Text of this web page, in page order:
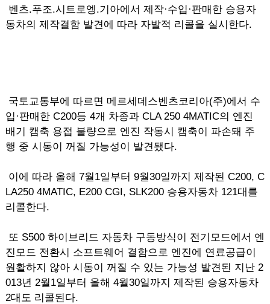
벤츠.푸조.시트로엥.기아에서 제작·수입·판매한 승용자
동차의 제작결함 발견에 따라 자발적 리콜을 실시한다.
국토교통부에 따르면 메르세데스벤츠코리아(주)에서 수
입·판매한 C200등 4개 차종과 CLA 250 4MATIC의 엔진
배기 캠축 용접 불량으로 엔진 작동시 캠축이 파손돼 주
행 중 시동이 꺼질 가능성이 발견됐다.
이에 따라 올해 7월1일부터 9월30일까지 제작된 C200, C
LA250 4MATIC, E200 CGI, SLK200 승용자동차 121대를
리콜한다.
또 S500 하이브리드 자동차 구동방식이 전기모드에서 엔
진모드 전환시 소프트웨어 결함으로 엔진에 연료공급이
원활하지 않아 시동이 꺼질 수 있는 가능성 발견된 지난 2
013년 2월1일부터 올해 4월30일까지 제작된 승용자동차
2대도 리콜된다.